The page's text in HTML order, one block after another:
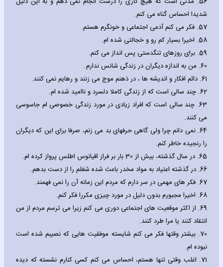
شدیدا احساس گناه می کنم.
57. فکر می کنم آدمی اجتماعی و خونگرم هستم.
58. اخیرا بسیار کم رو و خجالتی شده ام.
59. برای روزهای تنگدستی پس انداز می کنم.
60. من به اندازه دیگران در زندگی شانس ندارم.
61. دائم افکار و اندیشه ها ، در ذهنم موج می زنند و رهایم نمی کنند.
62. چند سالی است که از زندگی کاملا دلسرد و ناامید شده ام.
63. چند سالی است که افراد زیادی در مورد زندگی خصوصی ام جاسوسی
می کنند.
64. نمی دانم چرا ولی گاهی حرفهای بد می زنم، صرفا برای این که دیگران
را رنجیده خاطر کنم.
65. در سال گذشته، بیش از 30 بار بر فراز اقیانوس اطلس پرواز کرده ام.
66. در گذشته اعتیاد به مواد مخدر باعث شده شغلم را از دست بدهم.
67. فکر های مهمی در سر دارم که مردم این زمانه آن را نمی فهمند.
68. اخیرا مجبورم بدون دلیل در مورد چیزی مکررا فکر کنم.
69. از اکثر موقعیت های اجتماعی دوری می کنم زیرا می ترسم مردم از من
انتقاد کنند یا مرا طرد کنند.
70. بیشتر وقتها فکر می کنم شایسته موفقیت هایی که نصیبم شده است
نبوده ام.
71. اغلب وقتی تنها هستم، احساس می کنم کسی کنارم نشسته که دیده